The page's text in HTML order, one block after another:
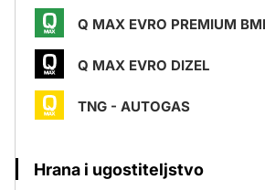
Q MAX EVRO PREMIUM
Q MAX EVRO DIZEL
TNG - AUTOGAS
Hrana i ugostiteljstvo